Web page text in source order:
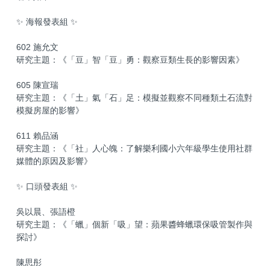
✨ 海報發表組 ✨
602 施允文
研究主題：《「豆」智「豆」勇：觀察豆類生長的影響因素》
605 陳宣瑞
研究主題：《「土」氣「石」足：模擬並觀察不同種類土石流對
模擬房屋的影響》
611 賴品涵
研究主題：《「社」人心魄：了解樂利國小六年級學生使用社群
媒體的原因及影響》
✨ 口頭發表組 ✨
吳以晨、張語橙
研究主題：《「蠟」個新「吸」望：蘋果醬蜂蠟環保吸管製作與
探討》
陳思彤